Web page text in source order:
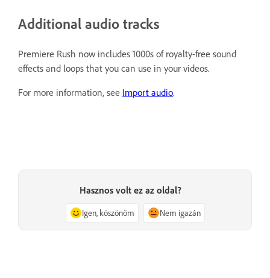
Additional audio tracks
Premiere Rush now includes 1000s of royalty-free sound
effects and loops that you can use in your videos.
For more information, see Import audio.
Hasznos volt ez az oldal?
Igen, köszönöm Nem igazán